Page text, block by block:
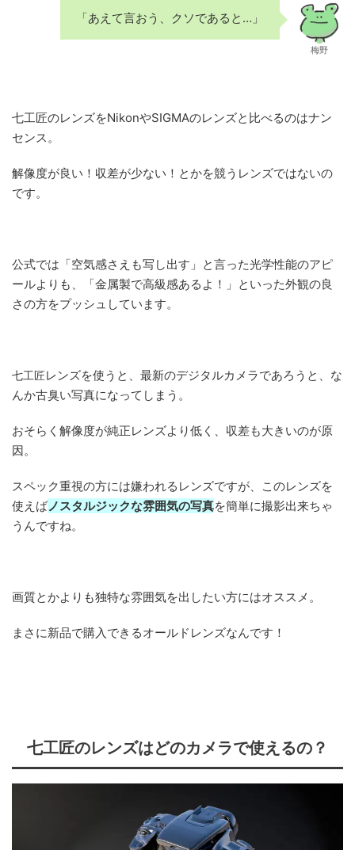
「あえて言おう、クソであると…」
梅野
七工匠のレンズをNikonやSIGMAのレンズと比べるのはナン
センス。
解像度が良い！収差が少ない！とかを競うレンズではないの
です。
公式では「空気感さえも写し出す」と言った光学性能のアピ
ールよりも、「金属製で高級感あるよ！」といった外観の良
さの方をプッシュしています。
七工匠レンズを使うと、最新のデジタルカメラであろうと、な
んか古臭い写真になってしまう。
おそらく解像度が純正レンズより低く、収差も大きいのが原
因。
スペック重視の方には嫌われるレンズですが、このレンズを
使えばノスタルジックな雰囲気の写真を簡単に撮影出来ちゃ
うんですね。
画質とかよりも独特な雰囲気を出したい方にはオススメ。
まさに新品で購入できるオールドレンズなんです！
七工匠のレンズはどのカメラで使えるの？